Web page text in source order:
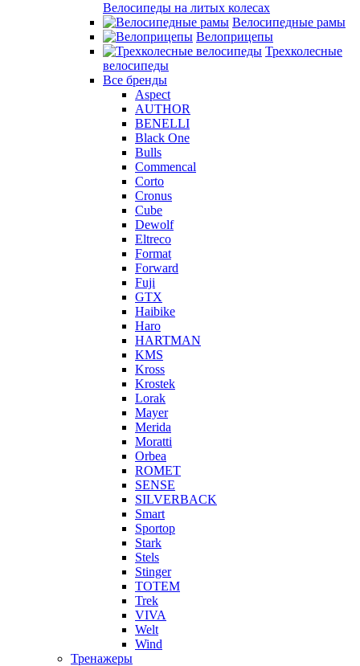
Велосипеды на литых колесах
Велосипедные рамы
Велоприцепы
Трехколесные
велосипеды
Все бренды
Aspect
AUTHOR
BENELLI
Black One
Bulls
Commencal
Corto
Cronus
Cube
Dewolf
Eltreco
Format
Forward
Fuji
GTX
Haibike
Haro
HARTMAN
KMS
Kross
Krostek
Lorak
Mayer
Merida
Moratti
Orbea
ROMET
SENSE
SILVERBACK
Smart
Sportop
Stark
Stels
Stinger
TOTEM
Trek
VIVA
Welt
Wind
Тренажеры